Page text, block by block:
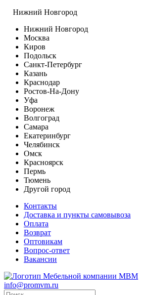
Нижний Новгород
Нижний Новгород
Москва
Киров
Подольск
Санкт-Петербург
Казань
Краснодар
Ростов-На-Дону
Уфа
Воронеж
Волгоград
Самара
Екатеринбург
Челябинск
Омск
Красноярск
Пермь
Тюмень
Другой город
Контакты
Доставка и пункты самовывоза
Оплата
Возврат
Оптовикам
Вопрос-ответ
Вакансии
info@promvm.ru